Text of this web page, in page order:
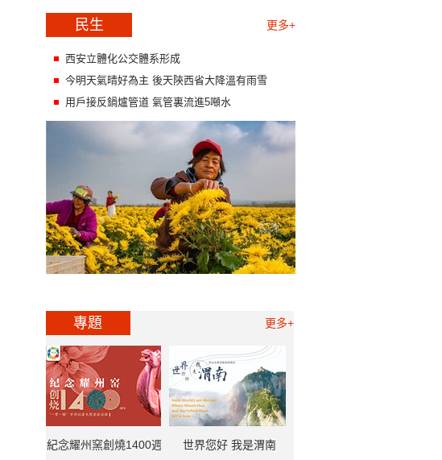
民生 更多+
西安立體化公交體系形成
今明天氣晴好為主 後天陝西省大降溫有雨雪
用戶接反鍋爐管道 氣管裏流進5噸水
專題 更多+
紀念耀州窯創燒1400週 世界您好 我是渭南